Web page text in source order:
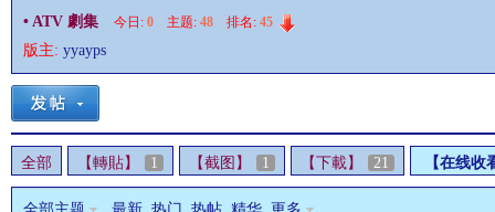
§ » › ›
• ATV 劇集 今日: 0 主题: 48 排名: 45
版主: yyayps
全部 【轉貼】 1 【截图】 1 【下載】 21 【在线收